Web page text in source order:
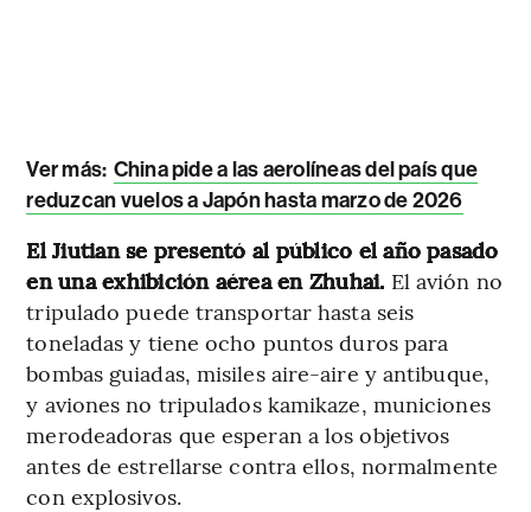
Ver más: China pide a las aerolíneas del país que
reduzcan vuelos a Japón hasta marzo de 2026
El Jiutian se presentó al público el año pasado
en una exhibición aérea en Zhuhai. El avión no
tripulado puede transportar hasta seis
toneladas y tiene ocho puntos duros para
bombas guiadas, misiles aire-aire y antibuque,
y aviones no tripulados kamikaze, municiones
merodeadoras que esperan a los objetivos
antes de estrellarse contra ellos, normalmente
con explosivos.